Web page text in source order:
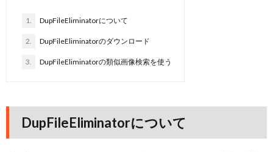
1. DupFileEliminatorについて
2. DupFileEliminatorのダウンロード
3. DupFileEliminatorの類似画像検索を使う
DupFileEliminatorについて